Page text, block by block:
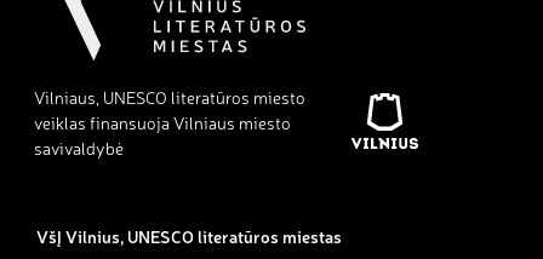
Vilniaus, UNESCO literatūros miesto
veiklas finansuoja Vilniaus miesto
savivaldybė
VšĮ Vilnius, UNESCO literatūros miestas